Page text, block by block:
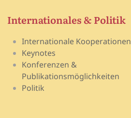
Internationales & Politik
Internationale Kooperationen
Keynotes
Konferenzen &
Publikationsmöglichkeiten
Politik